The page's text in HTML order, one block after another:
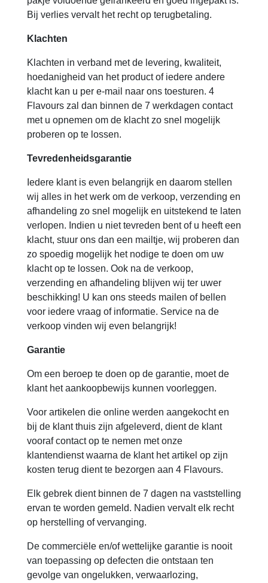
Bij verlies vervalt het recht op terugbetaling.
Klachten
Klachten in verband met de levering, kwaliteit,
hoedanigheid van het product of iedere andere
klacht kan u per e-mail naar ons toesturen. 4
Flavours zal dan binnen de 7 werkdagen contact
met u opnemen om de klacht zo snel mogelijk
proberen op te lossen.
Tevredenheidsgarantie
Iedere klant is even belangrijk en daarom stellen
wij alles in het werk om de verkoop, verzending en
afhandeling zo snel mogelijk en uitstekend te laten
verlopen. Indien u niet tevreden bent of u heeft een
klacht, stuur ons dan een mailtje, wij proberen dan
zo spoedig mogelijk het nodige te doen om uw
klacht op te lossen. Ook na de verkoop,
verzending en afhandeling blijven wij ter uwer
beschikking! U kan ons steeds mailen of bellen
voor iedere vraag of informatie. Service na de
verkoop vinden wij even belangrijk!
Garantie
Om een beroep te doen op de garantie, moet de
klant het aankoopbewijs kunnen voorleggen.
Voor artikelen die online werden aangekocht en
bij de klant thuis zijn afgeleverd, dient de klant
vooraf contact op te nemen met onze
klantendienst waarna de klant het artikel op zijn
kosten terug dient te bezorgen aan 4 Flavours.
Elk gebrek dient binnen de 7 dagen na vaststelling
ervan te worden gemeld. Nadien vervalt elk recht
op herstelling of vervanging.
De commerciële en/of wettelijke garantie is nooit
van toepassing op defecten die ontstaan ten
gevolge van ongelukken, verwaarlozing,